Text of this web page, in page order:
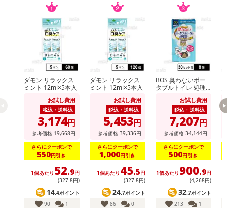
あらかじめご了承いただいた上でお申込みください。なお、本理由
によるお申込み後のキャンセル・返品交換は対応いたしかねます。
【お支払いについて】
※送料はお試し費用に含まれております。
※d払い、PayPay、au PAY、au PAY（auかんたん決済）、ソフトバ
ンクまとめて支払い、楽天ペイ、メルペイ、AEON Pay、Amazon
Payでお支払いの場合、決済のため外部サイトへ遷移します。
【配送伝票番号について】
※配送形態がメール便の商品については、商品の発送完了後、配送
伝票番号がマイページに表示されない場合もございます。
【配送日時の指定について】
※配送日時の指定が可能な商品の場合、商品によってご指定できる
配送日、配送時間が異なる可能性がございます。
カート機能をご利用の場合は、配送日時指定をご利用いただけませ
ダモン リラックス
ミント 12ml×5本入
お試し費用
税込・送料込
3,174円
参考価格 19,668円
さらにクーポンで
550円引き
1個あたり 52.9円
(327.8円)
14.4ポイント
90
1
ダモン リラックス
ミント 12ml×5本入
お試し費用
税込・送料込
5,453円
参考価格 39,336円
さらにクーポンで
1,000円引き
1個あたり 45.5円
(327.8円)
24.7ポイント
86
0
BOS 臭わないポー
タブルトイレ 処理
お試し費用
税込・送料込
7,207円
参考価格 34,144円
さらにクーポンで
500円引き
1個あたり 900.9円
(4,268円)
32.7ポイント
213
1